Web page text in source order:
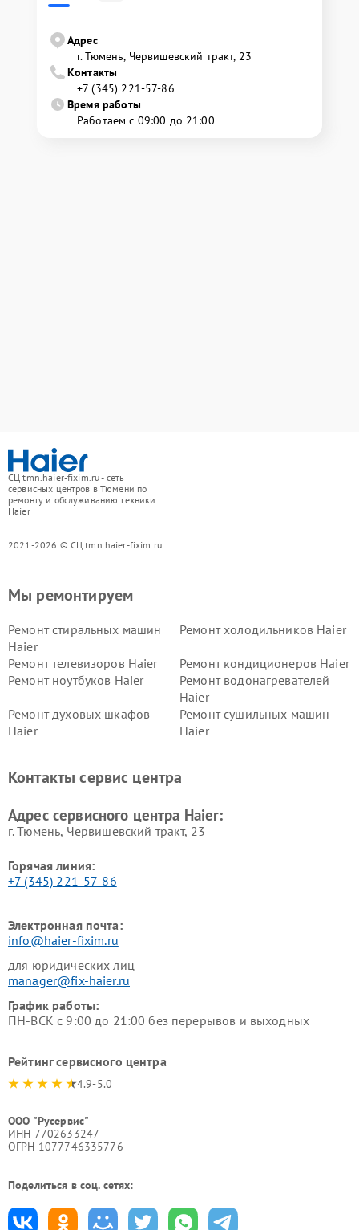
Адрес
г. Тюмень, ​Червишевский тракт, 23
Контакты
+7 (345) 221-57-86
Время работы
Работаем с 09:00 до 21:00
СЦ tmn.haier-fixim.ru - сеть
сервисных центров в Тюмени по
ремонту и обслуживанию техники
Haier
2021-2026 © СЦ tmn.haier-fixim.ru
Мы ремонтируем
Ремонт стиральных машин
Haier
Ремонт холодильников Haier
Ремонт телевизоров Haier
Ремонт кондиционеров Haier
Ремонт ноутбуков Haier
Ремонт водонагревателей
Haier
Ремонт духовых шкафов
Haier
Ремонт сушильных машин
Haier
Ремонт роботов-пылесосов
Ремонт посудомоечных
Контакты сервис центра
Адрес сервисного центра Haier:
г. Тюмень, ​Червишевский тракт, 23
Горячая линия:
+7 (345) 221-57-86
Электронная почта:
info@haier-fixim.ru
для юридических лиц
manager@fix-haier.ru
График работы:
ПН-ВСК с 9:00 до 21:00 без перерывов и выходных
Рейтинг сервисного центра
4.9-5.0
ООО "Русервис"
ИНН 7702633247
ОГРН 1077746335776
Поделиться в соц. сетях: